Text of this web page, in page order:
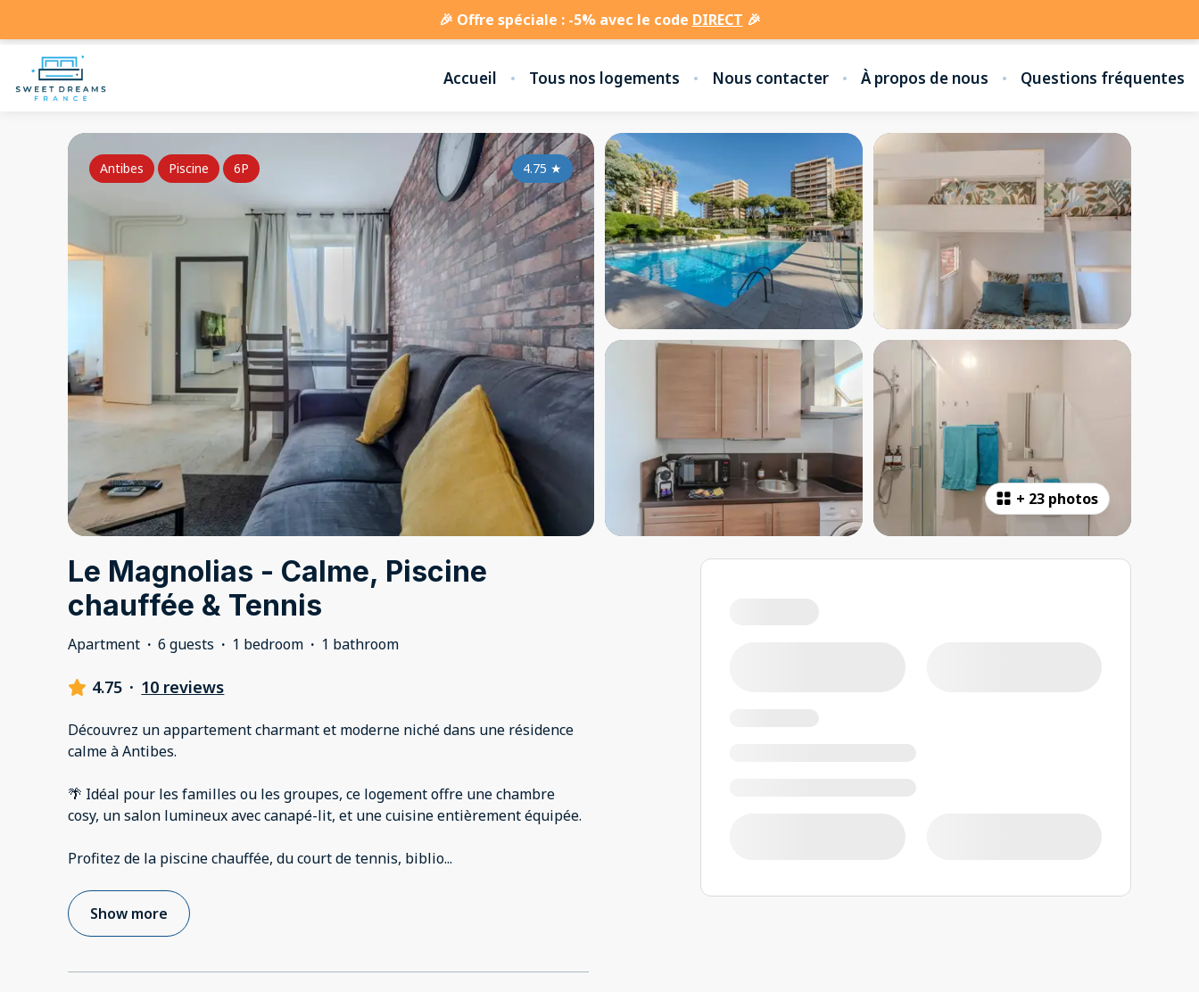
🎉 Offre spéciale : -5% avec le code DIRECT 🎉
Accueil Tous nos logements Nous contacter À propos de nous Questions fréquentes
+ 23 photos
4.75 ★
Antibes Piscine 6P
Le Magnolias - Calme, Piscine
chauffée & Tennis
Apartment · 6 guests · 1 bedroom · 1 bathroom
4.75 · 10 reviews
Découvrez un appartement charmant et moderne niché dans une résidence
calme à Antibes.
🌴 Idéal pour les familles ou les groupes, ce logement offre une chambre
cosy, un salon lumineux avec canapé-lit, et une cuisine entièrement équipée.
Profitez de la piscine chauffée, du court de tennis, biblio...
Show more